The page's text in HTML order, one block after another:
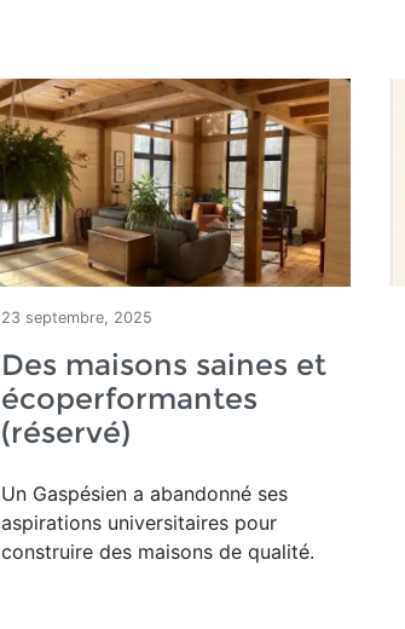
23 septembre, 2025
Des maisons saines et
écoperformantes
(réservé)
Un Gaspésien a abandonné ses
aspirations universitaires pour
construire des maisons de qualité.